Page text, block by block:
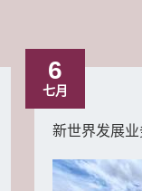
6
七月
新世界发展